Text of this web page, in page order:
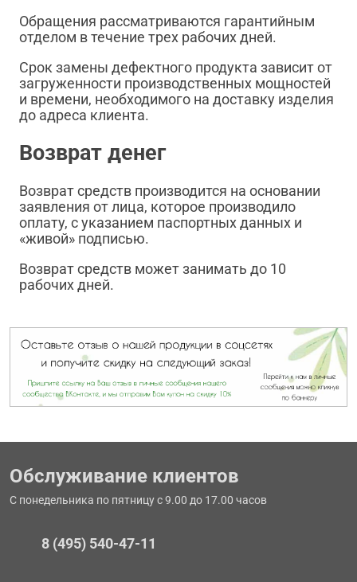
Обращения рассматриваются гарантийным
отделом в течение трех рабочих дней.
Срок замены дефектного продукта зависит от
загруженности производственных мощностей
и времени, необходимого на доставку изделия
до адреса клиента.
Возврат денег
Возврат средств производится на основании
заявления от лица, которое производило
оплату, с указанием паспортных данных и
«живой» подписью.
Возврат средств может занимать до 10
рабочих дней.
Обслуживание клиентов
С понедельника по пятницу с 9.00 до 17.00 часов
8 (495) 540-47-11